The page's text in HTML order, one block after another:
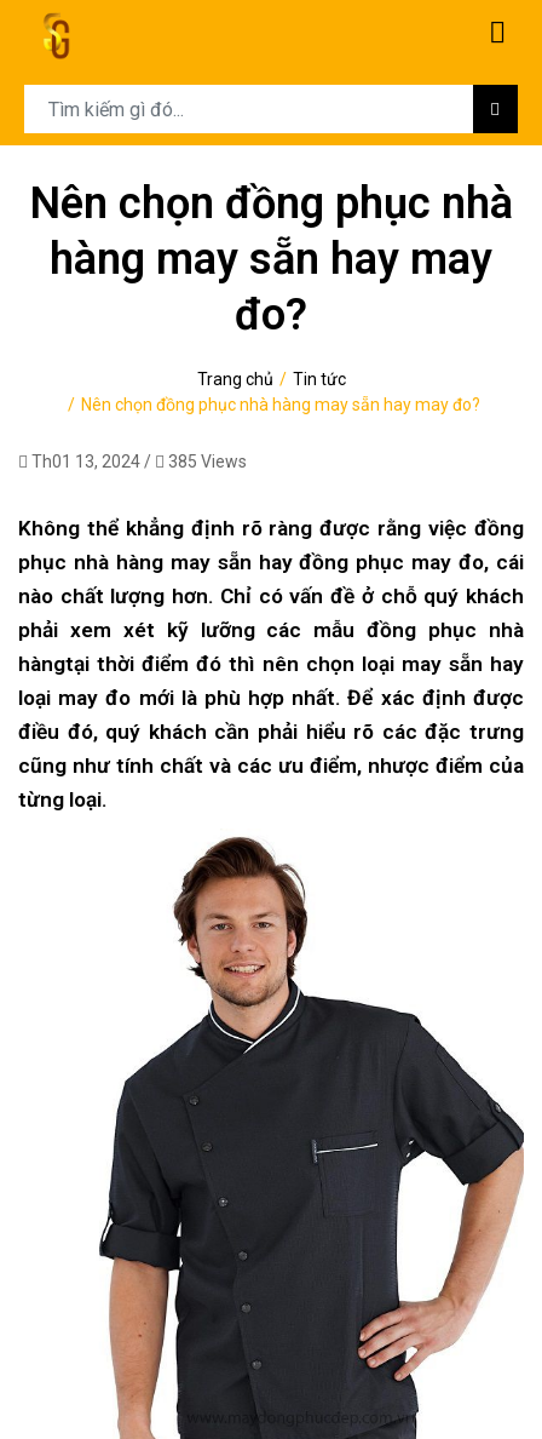
Nên chọn đồng phục nhà
hàng may sẵn hay may
đo?
Trang chủ
Tin tức
Nên chọn đồng phục nhà hàng may sẵn hay may đo?
Th01 13, 2024 / 385 Views
Không thể khẳng định rõ ràng được rằng việc đồng
phục nhà hàng may sẵn hay đồng phục may đo, cái
nào chất lượng hơn. Chỉ có vấn đề ở chỗ quý khách
phải xem xét kỹ lưỡng các mẫu đồng phục nhà
hàngtại thời điểm đó thì nên chọn loại may sẵn hay
loại may đo mới là phù hợp nhất. Để xác định được
điều đó, quý khách cần phải hiểu rõ các đặc trưng
cũng như tính chất và các ưu điểm, nhược điểm của
từng loại.